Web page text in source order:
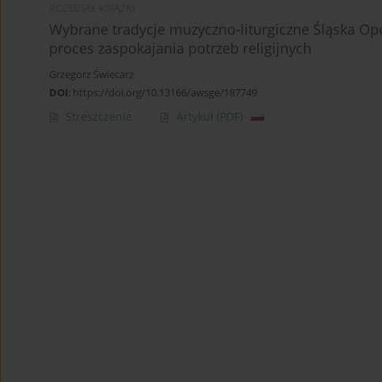
Wybrane tradycje muzyczno-liturgiczne Śląska
proces zaspokajania potrzeb religijnych
Grzegorz Świecarz
DOI: https://doi.org/10.13166/awsge/187749
Streszczenie Artykuł (PDF)